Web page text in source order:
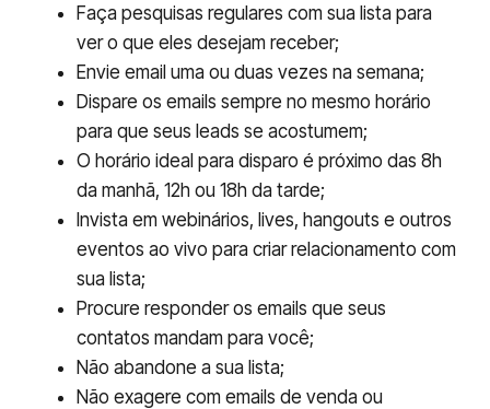
Faça pesquisas regulares com sua lista para
ver o que eles desejam receber;
Envie email uma ou duas vezes na semana;
Dispare os emails sempre no mesmo horário
para que seus leads se acostumem;
O horário ideal para disparo é próximo das 8h
da manhã, 12h ou 18h da tarde;
Invista em webinários, lives, hangouts e outros
eventos ao vivo para criar relacionamento com
sua lista;
Procure responder os emails que seus
contatos mandam para você;
Não abandone a sua lista;
Não exagere com emails de venda ou